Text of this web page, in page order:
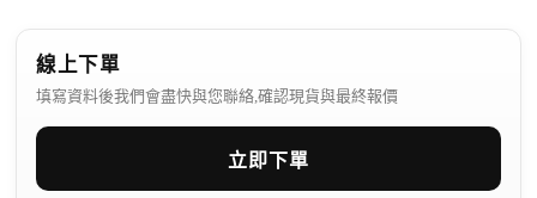
線上下單
填寫資料後我們會盡快與您聯絡,確認現貨與最終報價
立即下單